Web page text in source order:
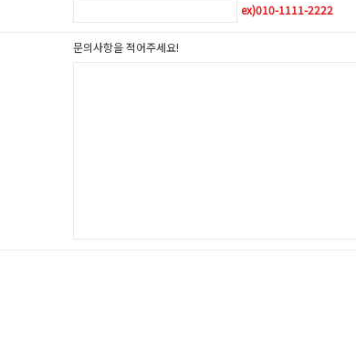
ex)010-1111-2222
문의사항을 적어주세요!